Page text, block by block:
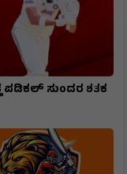
ಪಡಿಕಲ್ ಸುಂದರ ಶತಕ